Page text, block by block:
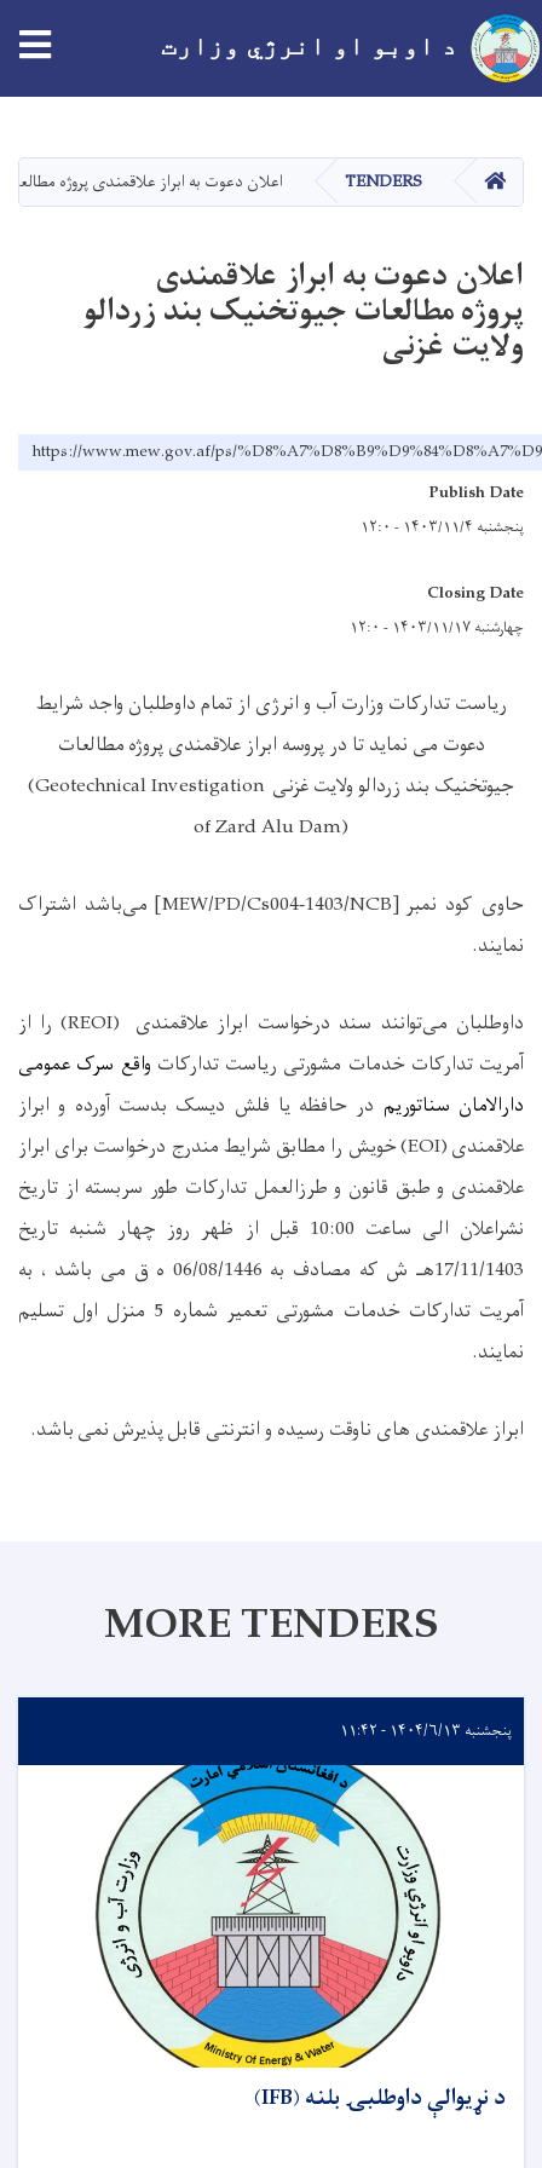
دانګل
د اوبو او انرژي وزارت
کور TENDERS اعلان دعوت به ابراز علاقمندی پروژه
اعلان دعوت به ابراز علاقمندی
پروژه مطالعات جیوتخنیک بند زردالو
ولایت غزنی
https://www.mew.gov.af/ps/
Publish Date
پنجشنبه ۱۴۰۳/۱۱/۴ - ۱۲:۰
Closing Date
چهارشنبه ۱۴۰۳/۱۱/۱۷ - ۱۲:۰
ریاست تدارکات وزارت آب و انرژی از تمام داوطلبان واجد شرایط
دعوت می نماید تا در پروسه ابراز علاقمندی پروژهمطالعات
جیوتخنیک بند زردالو ولایت غزنی (Geotechnical Investigation
of Zard Alu Dam)
حاوی کود نمبر[MEW/PD/Cs004-1403/NCB] می‌باشد اشتراک
نمایند.
داوطلبان می‌توانند سند درخواست ابراز علاقمندی (REOI) را از
آمریت تدارکات خدمات مشورتی ریاست تدارکات واقع سرک عمومی
دارالامان سناتوریم در حافظه یا فلش دیسک بدست آورده و ابراز
علاقمندی(EOI)خویش را مطابق شرایط مندرج درخواست برای ابراز
علاقمندی و طبق قانون و طرزالعمل تدارکات طور سربسته از تاریخ
نشراعلان الی ساعت 10:00 قبل از ظهر روز
چهار شنبه تاریخ
17/11/1403هـ ش که مصادف به 06/08/1446 ه ق می باشد ، به
آمریت تدارکات خدمات مشورتی تعمیر شماره 5 منزل اول تسلیم
نمایند.
ابراز علاقمندی های ناوقت رسیده و انترنتی قابلپذیرشنمیباشد.
MORE TENDERS
پنجشنبه ۱۴۰۴/۶/۱۳ - ۱۱:۴۲
د نړيوالې داوطلبۍ بلنه (IFB)